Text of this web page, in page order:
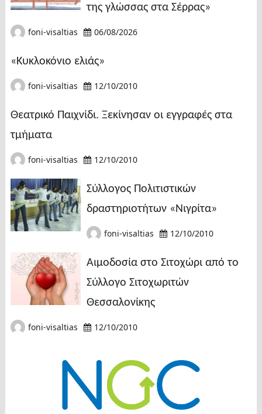
της γλώσσας στα Σέρρας»
foni-visaltias 06/08/2026
«Κυκλοκόνιο ελιάς»
foni-visaltias 12/10/2010
Θεατρικό Παιχνίδι. Ξεκίνησαν οι εγγραφές στα
τμήματα
foni-visaltias 12/10/2010
Σύλλογος Πολιτιστικών
δραστηριοτήτων «Νιγρίτα»
foni-visaltias 12/10/2010
Αιμοδοσία στο Σιτοχώρι από το
Σύλλογο Σιτοχωριτών
Θεσσαλονίκης
foni-visaltias 12/10/2010